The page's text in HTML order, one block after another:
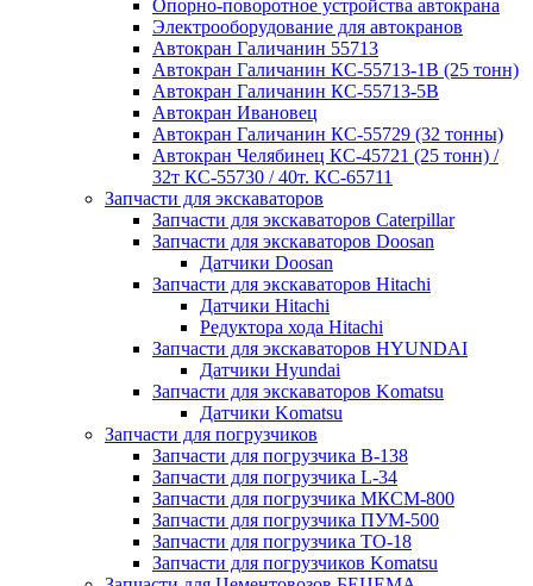
Опорно-поворотное устройства автокрана
Электрооборудование для автокранов
Автокран Галичанин 55713
Автокран Галичанин КС-55713-1В (25 тонн)
Автокран Галичанин КС-55713-5В
Автокран Ивановец
Автокран Галичанин КС-55729 (32 тонны)
Автокран Челябинец КС-45721 (25 тонн) /
32т КС-55730 / 40т. КС-65711
Запчасти для экскаваторов
Запчасти для экскаваторов Caterpillar
Запчасти для экскаваторов Doosan
Датчики Doosan
Запчасти для экскаваторов Hitachi
Датчики Hitachi
Редуктора хода Hitachi
Запчасти для экскаваторов HYUNDAI
Датчики Hyundai
Запчасти для экскаваторов Komatsu
Датчики Komatsu
Запчасти для погрузчиков
Запчасти для погрузчика B-138
Запчасти для погрузчика L-34
Запчасти для погрузчика МКСМ-800
Запчасти для погрузчика ПУМ-500
Запчасти для погрузчика ТО-18
Запчасти для погрузчиков Komatsu